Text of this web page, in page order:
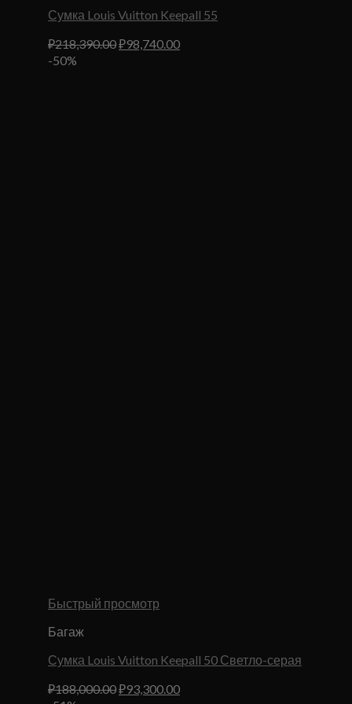
Сумка Louis Vuitton Keepall 55
₽218,390.00Первоначальная
₽98,740.00Текущая
-50%
Быстрый просмотр
Багаж
Сумка Louis Vuitton Keepall 50 Светло-серая
₽188,000.00Первоначальная
₽93,300.00Текущая